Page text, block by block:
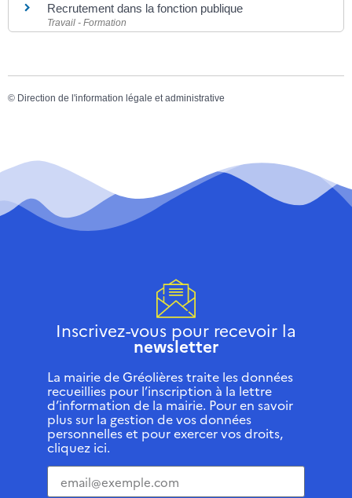
Recrutement dans la fonction publique
Travail - Formation
© Direction de l'information légale et administrative
Inscrivez-vous pour recevoir la
newsletter
La mairie de Gréolières traite les données
recueillies pour l’inscription à la lettre
d’information de la mairie. Pour en savoir
plus sur la gestion de vos données
personnelles et pour exercer vos droits,
cliquez ici.